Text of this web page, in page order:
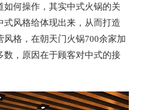
何操作，其实中式火锅的关
风格给体现出来，从而打造
格，在朝天门火锅700余家加
数，原因在于顾客对中式的接